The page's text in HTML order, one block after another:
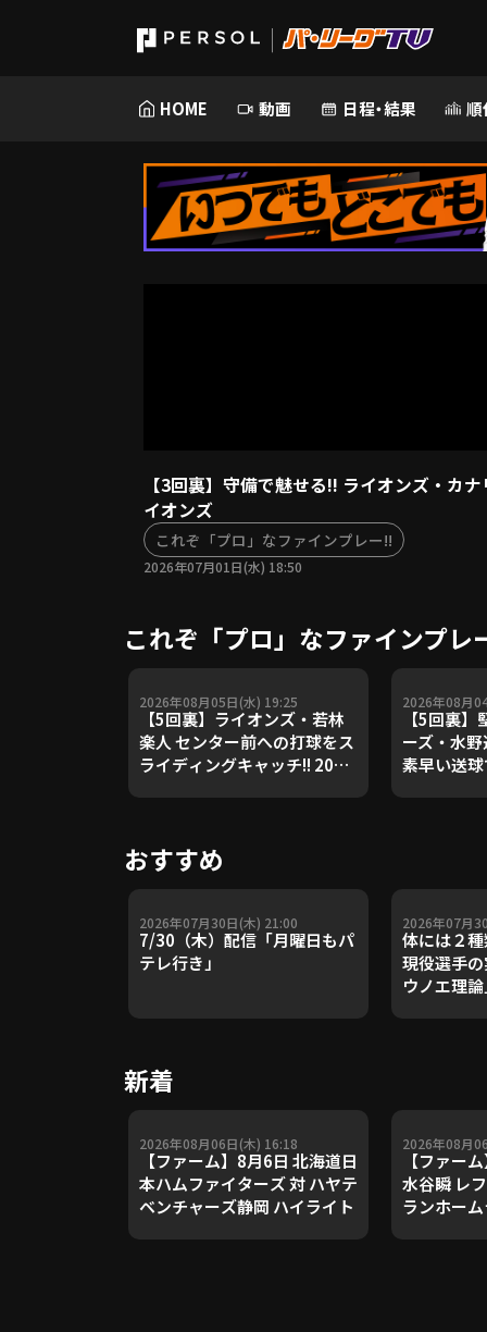
HOME 動画 日程・結果 順
【3回裏】守備で魅せる!! ライオンズ・カ
イオンズ
これぞ「プロ」なファインプレー!!
2026年07月01日(水) 18:50
これぞ「プロ」なファインプレ
2026年08月05日(水) 19:25
【5回裏】ライオンズ・若林
楽人 センター前への打球をス
ライディングキャッチ!! 2026
2026年08月
【5回裏
ーズ・水
素早い送
おすすめ
2026年07月30日(木) 21:00
7/30（木）配信「月曜日もパ
テレ行き」
2026年07月
体には２
現役選手
ウノエ理
新着
2026年08月06日(木) 16:18
【ファーム】8月6日 北海道日
本ハムファイターズ 対 ハヤテ
ベンチャーズ静岡 ハイライト
2026年08月
【ファー
水谷瞬 レ
ランホー